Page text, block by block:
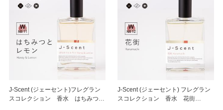
J-Scent (ジェーセント)フレグラン
スコレクション 香水 はちみつと
J-Scent (ジェーセント) フレグラン
スコレクション 香水 花街